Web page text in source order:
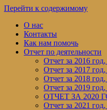
Перейти к содержимому
О нас
Контакты
Как нам помочь
Отчет по деятельности
Отчет за 2016
Отчет за 2017
Отчет за 2018
Отчет за 2019
ОТЧЕТ ЗА 2020
Отчет за 2021